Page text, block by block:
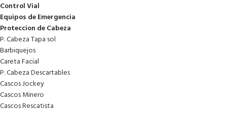
Control Vial
Equipos de Emergencia
Proteccion de Cabeza
P. Cabeza Tapa sol
Barbiquejos
Careta Facial
P. Cabeza Descartables
Cascos Jockey
Cascos Minero
Cascos Rescatista